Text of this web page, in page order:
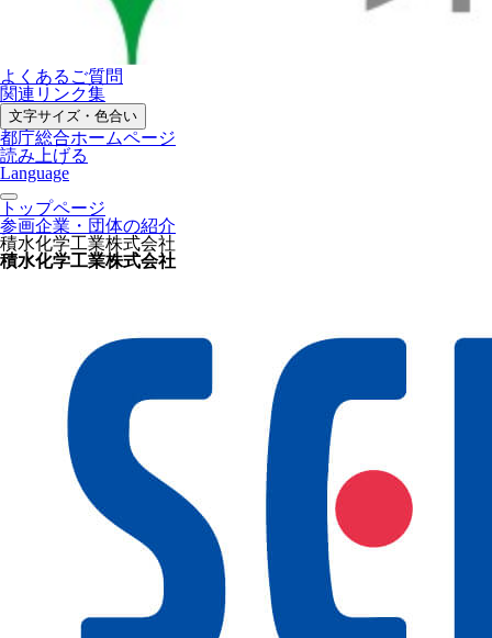
よくあるご質問
関連リンク集
文字サイズ・色合い
都庁総合ホームページ
読み上げる
Language
トップページ
参画企業・団体の紹介
積水化学工業株式会社
積水化学工業株式会社